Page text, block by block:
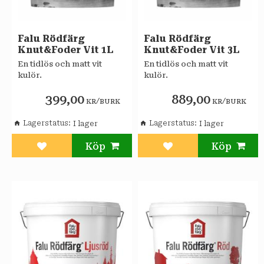
Falu Rödfärg
Knut&Foder Vit 1L
En tidlös och matt vit
kulör.
399,00 KR/BURK
Lägg till i favoriter
Lagerstatus
Falu Rödfärg
Knut&Foder Vit 3L
En tidlös och matt vit
kulör.
889,00 KR/BURK
Lägg till i favoriter
Lagerstatus